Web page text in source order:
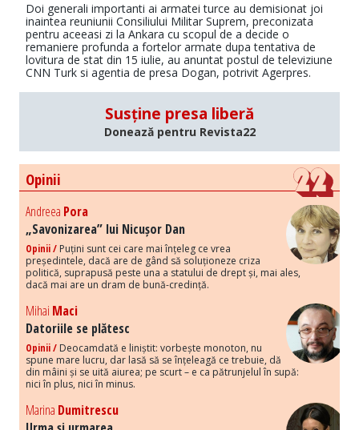
Doi generali importanti ai armatei turce au demisionat joi
inaintea reuniunii Consiliului Militar Suprem, preconizata
pentru aceeasi zi la Ankara cu scopul de a decide o
remaniere profunda a fortelor armate dupa tentativa de
lovitura de stat din 15 iulie, au anuntat postul de televiziune
CNN Turk si agentia de presa Dogan, potrivit Agerpres.
Susține presa liberă
Donează pentru Revista22
Opinii
Andreea Pora
„Savonizarea” lui Nicușor Dan
Opinii / Puțini sunt cei care mai înțeleg ce vrea
președintele, dacă are de gând să soluționeze criza
politică, suprapusă peste una a statului de drept și, mai ales,
dacă mai are un dram de bună-credință.
Mihai Maci
Datoriile se plătesc
Opinii / Deocamdată e liniștit: vorbește monoton, nu
spune mare lucru, dar lasă să se înțeleagă ce trebuie, dă
din mâini și se uită aiurea; pe scurt – e ca pătrunjelul în supă:
nici în plus, nici în minus.
Marina Dumitrescu